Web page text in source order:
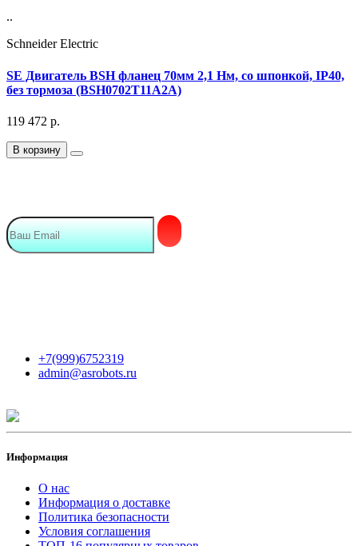
..
Schneider Electric
SE Двигатель BSH фланец 70мм 2,1 Нм, со шпонкой, IP40,
без тормоза (BSH0702T11A2A)
119 472 р.
В корзину
+7(999)6752319
admin@asrobots.ru
Информация
О нас
Информация о доставке
Политика безопасности
Условия соглашения